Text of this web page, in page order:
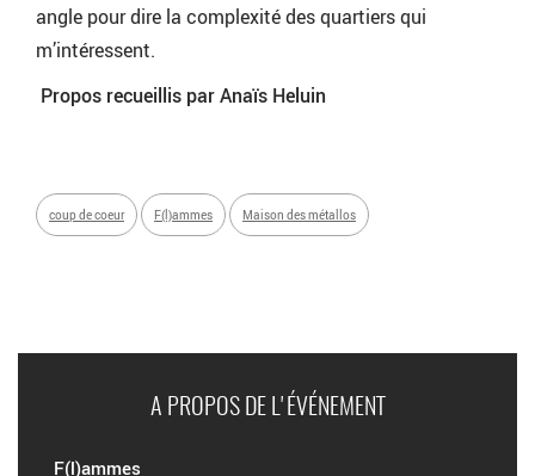
angle pour dire la complexité des quartiers qui
m’intéressent.
Propos recueillis par Anaïs Heluin
coup de coeur F(l)ammes Maison des métallos
A PROPOS DE L'ÉVÉNEMENT
F(l)ammes